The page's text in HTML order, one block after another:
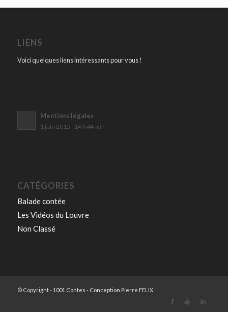
LIENS
Voici quelques liens intéressants pour vous !
Mentions légales
1 juin 2015 - 14 h 44 min
CATÉGORIES
Balade contée
Les Vidéos du Louvre
Non Classé
© Copyright - 1001 Contes - Conception Pierre FELIX